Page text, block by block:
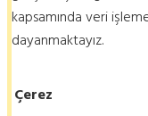
kapsamında veri
dayanmaktayız.
Çerez